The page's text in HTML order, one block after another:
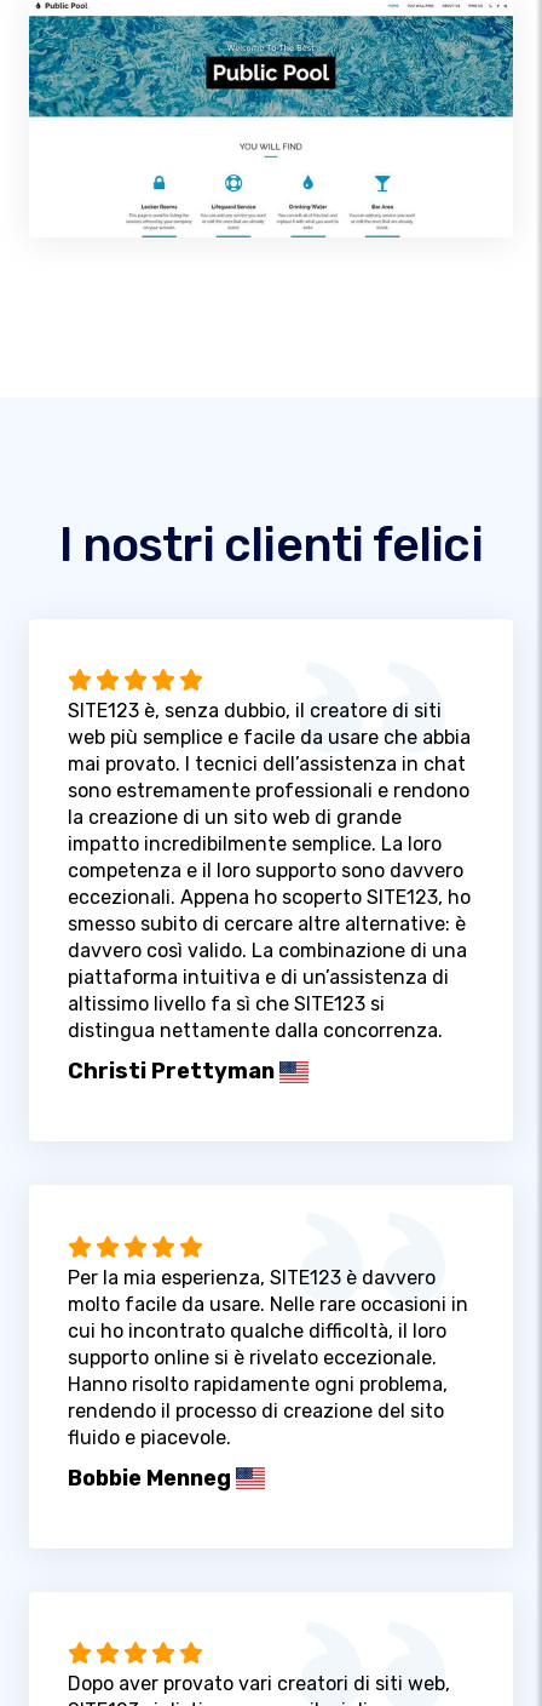
I nostri clienti felici
SITE123 è, senza dubbio, il creatore di siti
web più semplice e facile da usare che abbia
mai provato. I tecnici dell’assistenza in chat
sono estremamente professionali e rendono
la creazione di un sito web di grande
impatto incredibilmente semplice. La loro
competenza e il loro supporto sono davvero
eccezionali. Appena ho scoperto SITE123, ho
smesso subito di cercare altre alternative: è
davvero così valido. La combinazione di una
piattaforma intuitiva e di un’assistenza di
altissimo livello fa sì che SITE123 si
distingua nettamente dalla concorrenza.
Christi Prettyman
Per la mia esperienza, SITE123 è davvero
molto facile da usare. Nelle rare occasioni in
cui ho incontrato qualche difficoltà, il loro
supporto online si è rivelato eccezionale.
Hanno risolto rapidamente ogni problema,
rendendo il processo di creazione del sito
fluido e piacevole.
Bobbie Menneg
Dopo aver provato vari creatori di siti web,